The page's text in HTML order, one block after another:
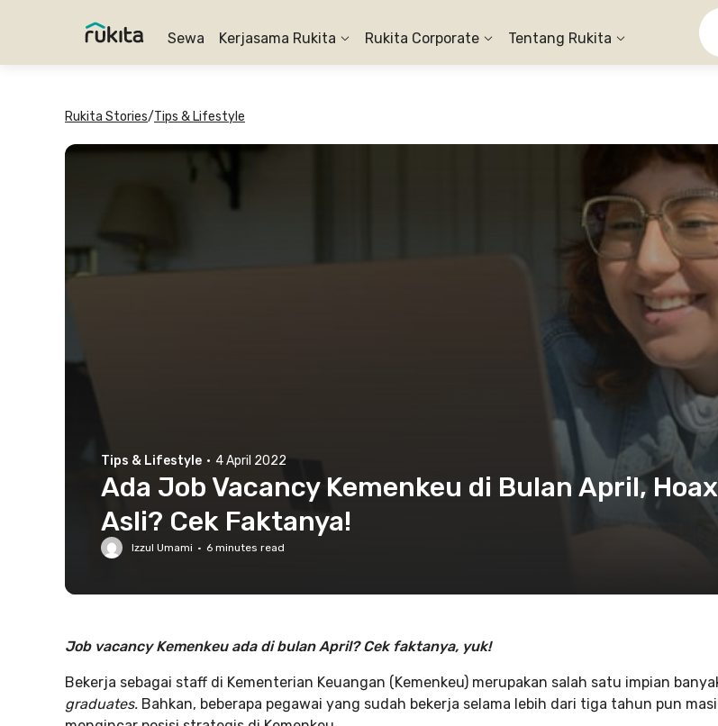
Sewa Kerjasama Rukita Rukita Corporate Tentang Rukita
Rukita Stories/Tips & Lifestyle
Tips & Lifestyle · 4 April 2022
Ada Job Vacancy Kemenkeu di Bulan April,
Asli? Cek Faktanya!
Izzul Umami · 6 minutes read
Job vacancy Kemenkeu ada di bulan April? Cek faktanya, yuk!
Bekerja sebagai staff di Kementerian Keuangan (Kemenkeu) merupakan salah satu impian
graduates. Bahkan, beberapa pegawai yang sudah bekerja selama lebih dari tiga tahun pun